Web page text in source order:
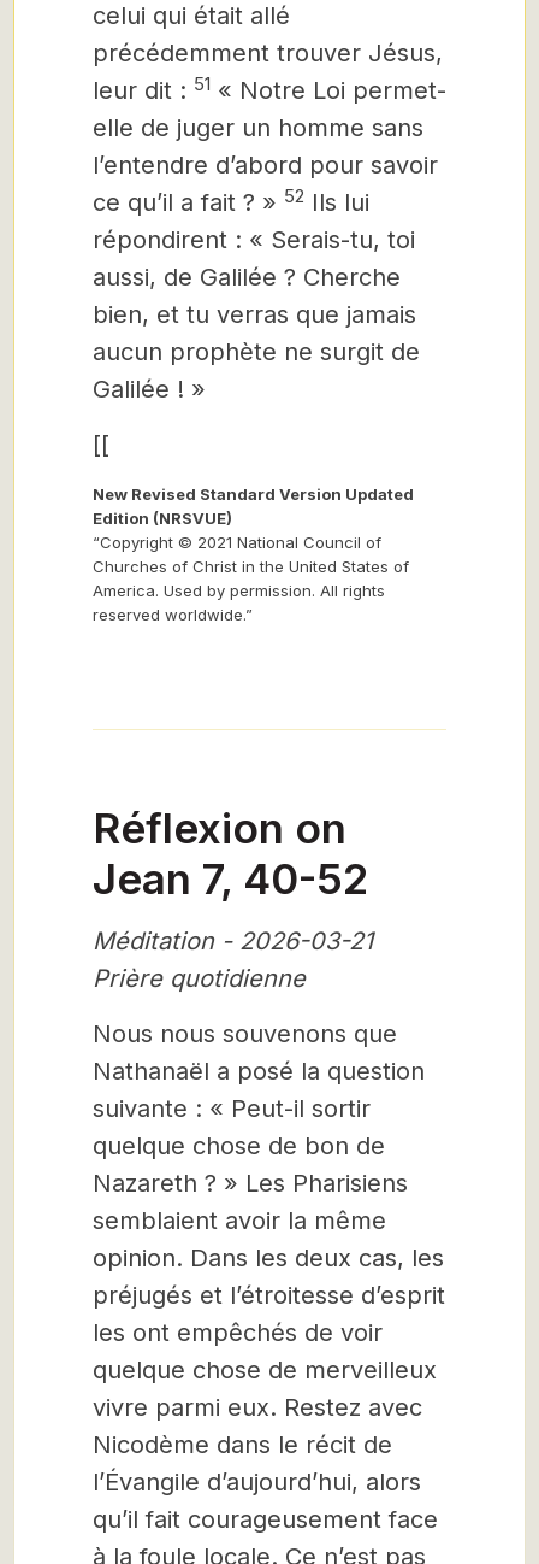
celui qui était allé
précédemment trouver Jésus,
leur dit : 51 « Notre Loi permet-
elle de juger un homme sans
l’entendre d’abord pour savoir
ce qu’il a fait ? » 52 Ils lui
répondirent : « Serais-tu, toi
aussi, de Galilée ? Cherche
bien, et tu verras que jamais
aucun prophète ne surgit de
Galilée ! »
[[
New Revised Standard Version Updated
Edition (NRSVUE)
“Copyright © 2021 National Council of
Churches of Christ in the United States of
America. Used by permission. All rights
reserved worldwide.”
Réflexion on
Jean 7, 40-52
Méditation - 2026-03-21
Prière quotidienne
Nous nous souvenons que
Nathanaël a posé la question
suivante : « Peut-il sortir
quelque chose de bon de
Nazareth ? » Les Pharisiens
semblaient avoir la même
opinion. Dans les deux cas, les
préjugés et l’étroitesse d’esprit
les ont empêchés de voir
quelque chose de merveilleux
vivre parmi eux. Restez avec
Nicodème dans le récit de
l’Évangile d’aujourd’hui, alors
qu’il fait courageusement face
à la foule locale. Ce n’est pas